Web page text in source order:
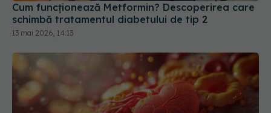
13 mai 2026, 14:13